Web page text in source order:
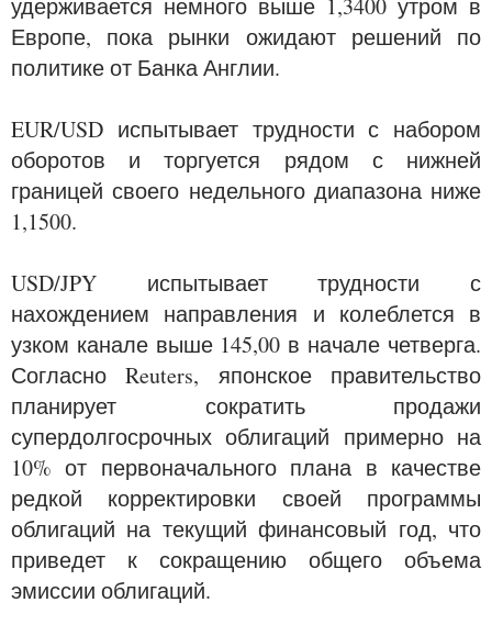
удерживается немного выше 1,3400 утром в
Европе, пока рынки ожидают решений по
политике от Банка Англии.
EUR/USD испытывает трудности с набором
оборотов и торгуется рядом с нижней
границей своего недельного диапазона ниже
1,1500.
USD/JPY испытывает трудности с
нахождением направления и колеблется в
узком канале выше 145,00 в начале четверга.
Согласно Reuters, японское правительство
планирует сократить продажи
супердолгосрочных облигаций примерно на
10% от первоначального плана в качестве
редкой корректировки своей программы
облигаций на текущий финансовый год, что
приведет к сокращению общего объема
эмиссии облигаций.